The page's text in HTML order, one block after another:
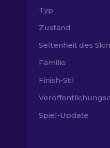
Typ
Zustand
Seltenheit des
Familie
Finish-Stil
Spiel-Update